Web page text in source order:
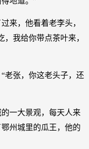
来，他看着老李头，
我给你带点茶叶来，
老张，你这老头子，还
一大景观，每天人来
州城里的瓜王，他的